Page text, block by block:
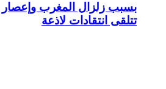
بسبب زلزال المغرب وإعصار
تتلقى انتقادات لاذعة